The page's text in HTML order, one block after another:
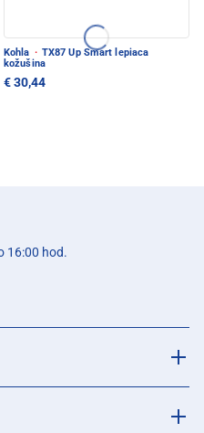
Kohla · TX87 Up Smart lepiaca
kožušina
€ 30,44
16:00 hod.